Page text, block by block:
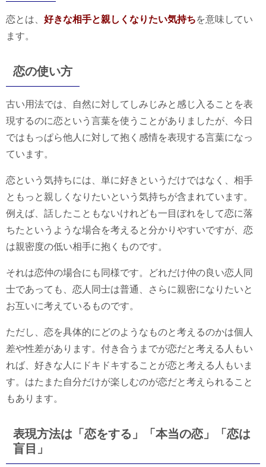
恋とは、 好きな相手と親しくなりたい気持ちを意味してい
ます。
恋の使い方
古い用法では、自然に対してしみじみと感じ入ることを表
現するのに恋という言葉を使うことがありましたが、今日
ではもっぱら他人に対して抱く感情を表現する言葉になっ
ています。
恋という気持ちには、単に好きというだけではなく、相手
ともっと親しくなりたいという気持ちが含まれています。
例えば、話したこともないけれども一目ぼれをして恋に落
ちたというような場合を考えると分かりやすいですが、恋
は親密度の低い相手に抱くものです。
それは恋仲の場合にも同様です。どれだけ仲の良い恋人同
士であっても、恋人同士は普通、さらに親密になりたいと
お互いに考えているものです。
ただし、恋を具体的にどのようなものと考えるのかは個人
差や性差があります。付き合うまでが恋だと考える人もい
れば、好きな人にドキドキすることが恋と考える人もいま
す。はたまた自分だけが楽しむのが恋だと考えられること
もあります。
表現方法は「恋をする」「本当の恋」「恋は
盲目」